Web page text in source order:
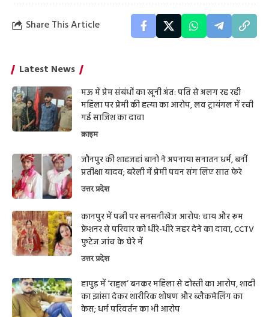
Share This Article
Latest News
मऊ में प्रेम संबंधों का खूनी अंत: पति से अलग रह रही
महिला पर प्रेमी की हत्या का आरोप, लव ट्रायंगल में रची
गई साजिश का दावा
क्राइम
जौनपुर की शाहजहां बानो ने अपनाया सनातन धर्म, बनीं
प्रतीक्षा यादव; बरेली में प्रेमी पवन संग लिए सात फेरे
उत्तर प्रदेश
कानपुर में पत्नी पर सनसनीखेज आरोप: चाय और रूम
फ्रेशनर से परिवार को धीरे-धीरे जहर देने का दावा, CCTV
फुटेज जांच के घेरे में
उत्तर प्रदेश
हापुड़ में ‘राहुल’ बनकर महिला से दोस्ती का आरोप, शादी
का झांसा देकर शारीरिक शोषण और ब्लैकमेलिंग का
केस; धर्म परिवर्तन का भी आरोप